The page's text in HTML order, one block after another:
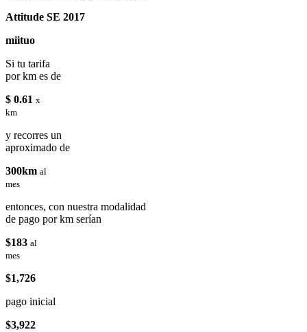
Attitude SE 2017
miituo
Si tu tarifa
por km es de
$ 0.61 x
km
y recorres un
aproximado de
300km al
mes
entonces, con nuestra modalidad
de pago por km serían
$183 al
mes
$1,726
pago inicial
$3,922